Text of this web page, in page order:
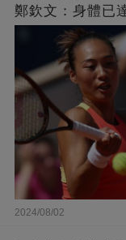
鄭欽文：身體已
2024/08/02